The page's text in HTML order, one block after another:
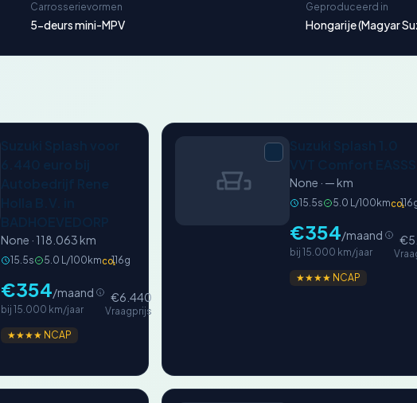
Carrosserievormen
5-deurs mini-MPV
Geproduceerd in
Hongarije (Magyar
None · 118.063 km
15.5s 5.0 L/100kmCO₂116g
€354/maand
bij 15.000 km/jaar
€6.440
Vraagprijs
★★★★ NCAP
None · — km
15.5s 5.0 L/100kmCO₂
€354/maand
bij 15.000 km/jaar
★★★★ NCAP